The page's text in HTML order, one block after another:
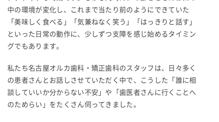
中の環境が変化し、これまで当たり前のようにできていた
「美味しく食べる」「気兼ねなく笑う」「はっきりと話す」
といった日常の動作に、少しずつ支障を感じ始めるタイミン
グでもあります。
私たち名古屋オルカ歯科・矯正歯科のスタッフは、日々多く
の患者さんとお話しさせていただく中で、こうした「誰に相
談していいか分からない不安」や「歯医者さんに行くことへ
のためらい」をたくさん伺ってきました。